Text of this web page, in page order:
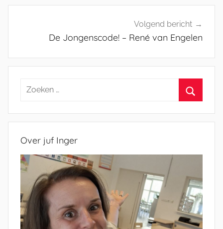
Volgend bericht
De Jongenscode! – René van Engelen
Zoeken
Over juf Inger